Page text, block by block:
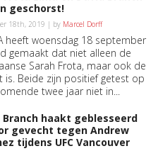
geschorst!
18th, 2019 | by Marcel Dorff
heeft woensdag 18 september
gemaakt dat niet alleen de
Sarah Frota, maar ook de
is. Beide zijn positief getest op
twee jaar niet in...
Branch haakt geblesseerd
gevecht tegen Andrew
tijdens UFC Vancouver